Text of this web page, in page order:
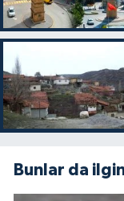
Bunlar da